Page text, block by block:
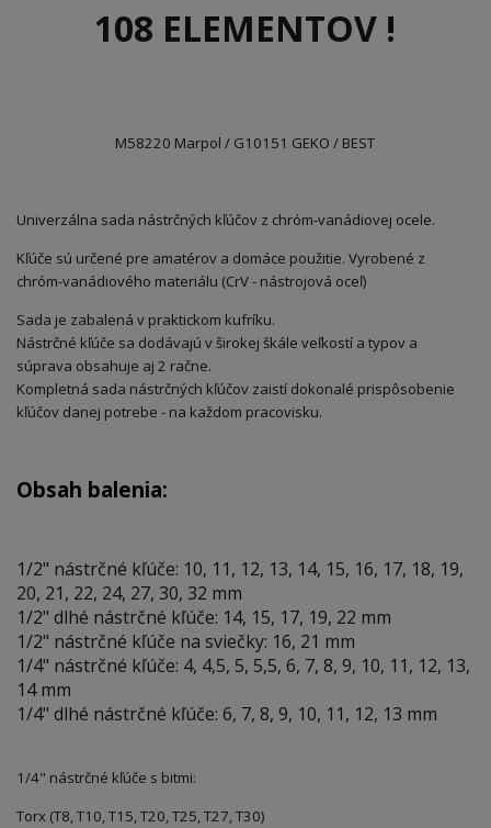
108 ELEMENTOV !
M58220 Marpol / G10151 GEKO / BEST
Univerzálna sada nástrčných kľúčov z chróm-vanádiovej ocele.
Kľúče sú určené pre amatérov a domáce použitie. Vyrobené z
chróm-vanádiového materiálu (CrV - nástrojová oceľ)
Sada je zabalená v praktickom kufríku.
Nástrčné kľúče sa dodávajú v širokej škále veľkostí a typov a
súprava obsahuje aj 2 račne.
Kompletná sada nástrčných kľúčov zaistí dokonalé prispôsobenie
kľúčov danej potrebe - na každom pracovisku.
Obsah balenia:
1/2" nástrčné kľúče: 10, 11, 12, 13, 14, 15, 16, 17, 18, 19,
20, 21, 22, 24, 27, 30, 32 mm
1/2" dlhé nástrčné kľúče: 14, 15, 17, 19, 22 mm
1/2" nástrčné kľúče na sviečky: 16, 21 mm
1/4" nástrčné kľúče: 4, 4,5, 5, 5,5, 6, 7, 8, 9, 10, 11, 12, 13,
14 mm
1/4" dlhé nástrčné kľúče: 6, 7, 8, 9, 10, 11, 12, 13 mm
1/4" nástrčné kľúče s bitmi:
Torx (T8, T10, T15, T20, T25, T27, T30)